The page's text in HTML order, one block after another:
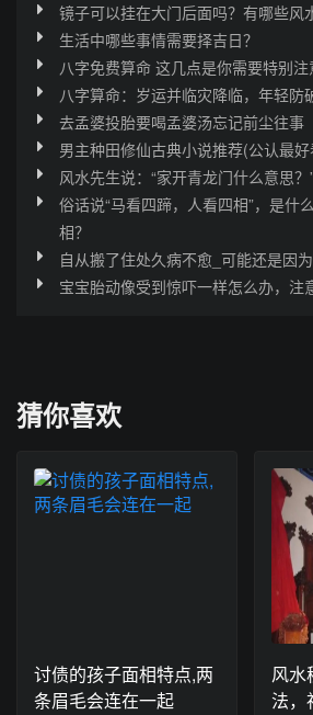
镜子可以挂在大门后面吗？有哪些风
生活中哪些事情需要择吉日？
八字免费算命 这几点是你需要特别注
八字算命：岁运并临灾降临，年轻防
去孟婆投胎要喝孟婆汤忘记前尘往事
男主种田修仙古典小说推荐(公认最
风水先生说：“家开青龙门什么意思？
俗话说“马看四蹄，人看四相”，是什
相？
自从搬了住处久病不愈_可能还是因
宝宝胎动像受到惊吓一样怎么办，注
猜你喜欢
讨债的孩子面相特点,两
条眉毛会连在一起
风水
法，